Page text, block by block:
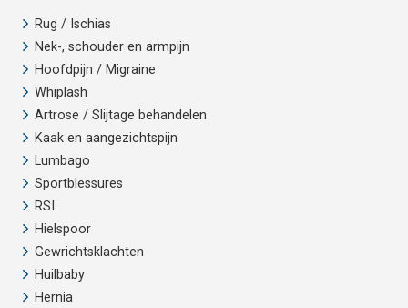
Rug / Ischias
Nek-, schouder en armpijn
Hoofdpijn / Migraine
Whiplash
Artrose / Slijtage behandelen
Kaak en aangezichtspijn
Lumbago
Sportblessures
RSI
Hielspoor
Gewrichtsklachten
Huilbaby
Hernia